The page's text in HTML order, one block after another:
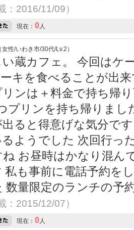
2016/11/09）
現在： 0人
性/いわき市/30代/Lv.2）
蔵カフェ。 今回はケ
キを食べることが出
ンは＋料金で持ち帰
プリンを持ち帰りま
ると得意げな気分で
ようでした 次回行っ
お昼時はかなり混ん
私も事前に電話予約を
数量限定のランチの予
2015/12/07）
現在： 0人